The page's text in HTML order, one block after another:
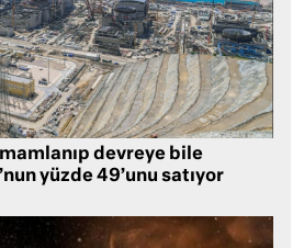
devreye bile
yüzde 49’unu satıyor